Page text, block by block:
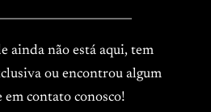
ainda não está aqui, tem
ou encontrou algum
contato conosco!